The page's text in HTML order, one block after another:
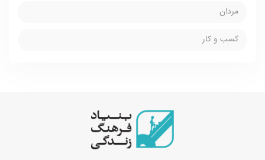
مردان
کسب و کار